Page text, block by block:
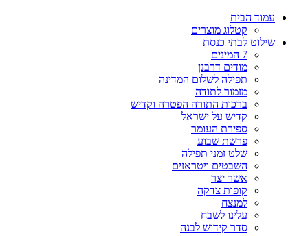
עמוד הבית
קטלוג מוצרים
שילוט לבתי כנסת
7 המינים
מודים דרבנן
תפילה לשלום המדינה
מזמור לתודה
ברכות התורה הפטרה וקדיש
קדיש על ישראל
ספירת העומר
פרשת שבוע
שלט זמני תפילה
השבטים ויטראזים
אשר יצר
קופות צדקה
למנצח
עלינו לשבח
סדר קידוש לבנה